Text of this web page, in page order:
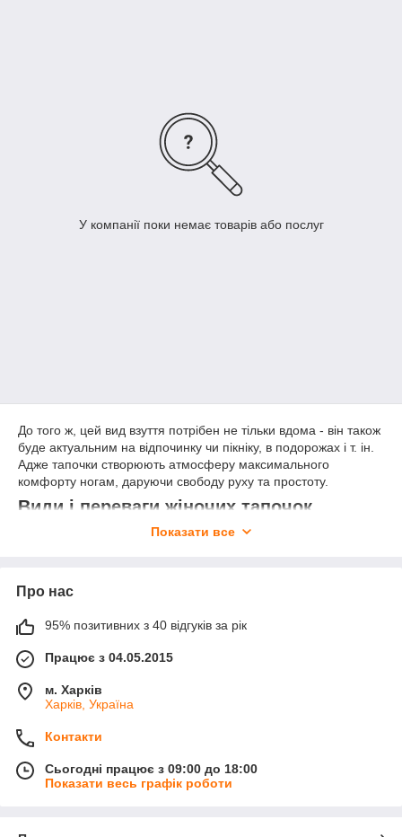
У компанії поки немає товарів або послуг
До того ж, цей вид взуття потрібен не тільки вдома - він також
буде актуальним на відпочинку чи пікніку, в подорожах і т. ін.
Адже тапочки створюють атмосферу максимального
комфорту ногам, даруючи свободу руху та простоту.
Види і переваги жіночих тапочок
Тапочки необхідні в нашому гардеробі, на ряду із
можливі варіанти. Давайте спершу поговоримо про домашні
Як обрати домашнє взуття:
комфорт - перший і найважливіший аспект вибору.
робочого дня, ноги мають розслабитись і відпочити.
Вибираючи собі пару, зверніть увагу не тільки на
довжину стопи, а ще й на ширину та висоту підйому;
І хоч ми звикли не звертати ретельної уваги на вигляд
домашнього одягу, сьогодні питання моди стало
Показати все
Про нас
95% позитивних з 40 відгуків за рік
Працює з 04.05.2015
м. Харків
Харків, Україна
Контакти
Сьогодні працює з 09:00 до 18:00
Показати весь графік роботи